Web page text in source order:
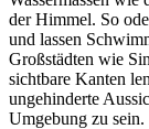
der Himmel. So
und lassen
Großstädten wie
sichtbare Kanten
ungehinderte
Umgebung zu sein.